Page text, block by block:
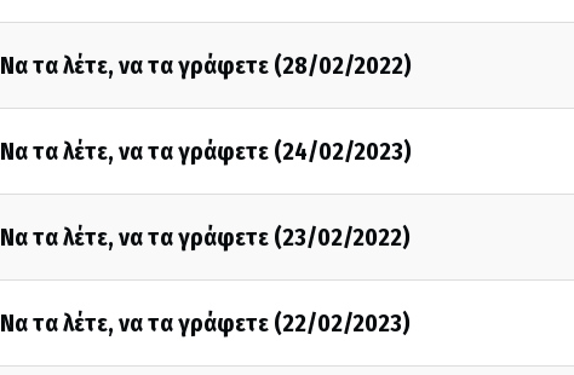
Να τα λέτε, να τα γράφετε (28/02/2022)
Να τα λέτε, να τα γράφετε (24/02/2023)
Να τα λέτε, να τα γράφετε (23/02/2022)
Να τα λέτε, να τα γράφετε (22/02/2023)